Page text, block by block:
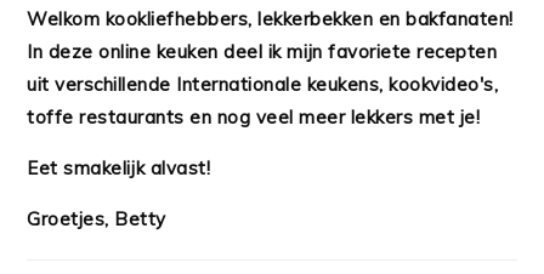
Welkom kookliefhebbers, lekkerbekken en bakfanaten!
In deze online keuken deel ik mijn favoriete recepten
uit verschillende Internationale keukens, kookvideo's,
toffe restaurants en nog veel meer lekkers met je!
Eet smakelijk alvast!
Groetjes, Betty